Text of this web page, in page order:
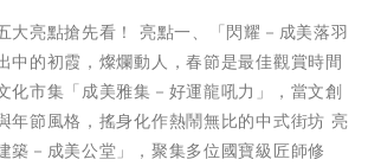
大亮點搶先看！ 亮點一、「閃耀－成美落羽
中的初霞，燦爛動人，春節是最佳觀賞時間
化市集「成美雅集－好運龍吼力」，當文創
年節風格，搖身化作熱鬧無比的中式街坊 亮
築－成美公堂」，聚集多位國寶級匠師修